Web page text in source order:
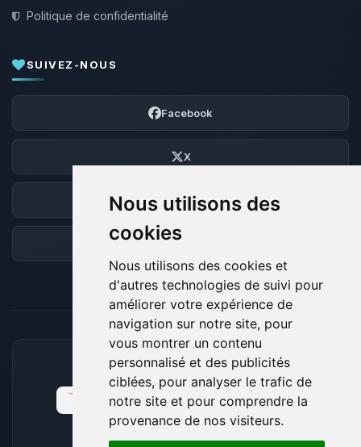
Nous utilisons des
cookies
Nous utilisons des cookies et
d'autres technologies de suivi pour
améliorer votre expérience de
navigation sur notre site, pour
vous montrer un contenu
personnalisé et des publicités
ciblées, pour analyser le trafic de
notre site et pour comprendre la
provenance de nos visiteurs.
Politique de confidentialité
SUIVEZ-NOUS
Facebook
X
Discord
Forum
MOYENS DE PAIEMENT ACCEPTÉS